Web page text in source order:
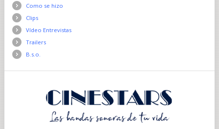
Como se hizo
Clips
Vídeo Entrevistas
Trailers
B.s.o.